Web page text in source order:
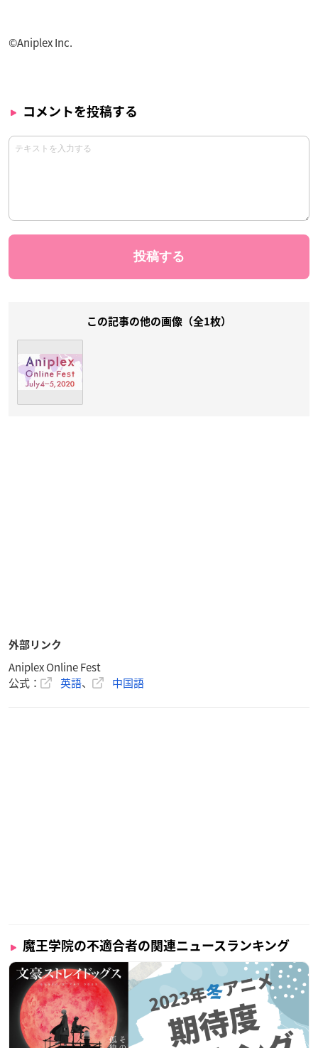
©Aniplex Inc.
コメントを投稿する
この記事の他の画像（全1枚）
外部リンク
Aniplex Online Fest
公式：
英語、 中国語
魔王学院の不適合者の関連ニュースランキング